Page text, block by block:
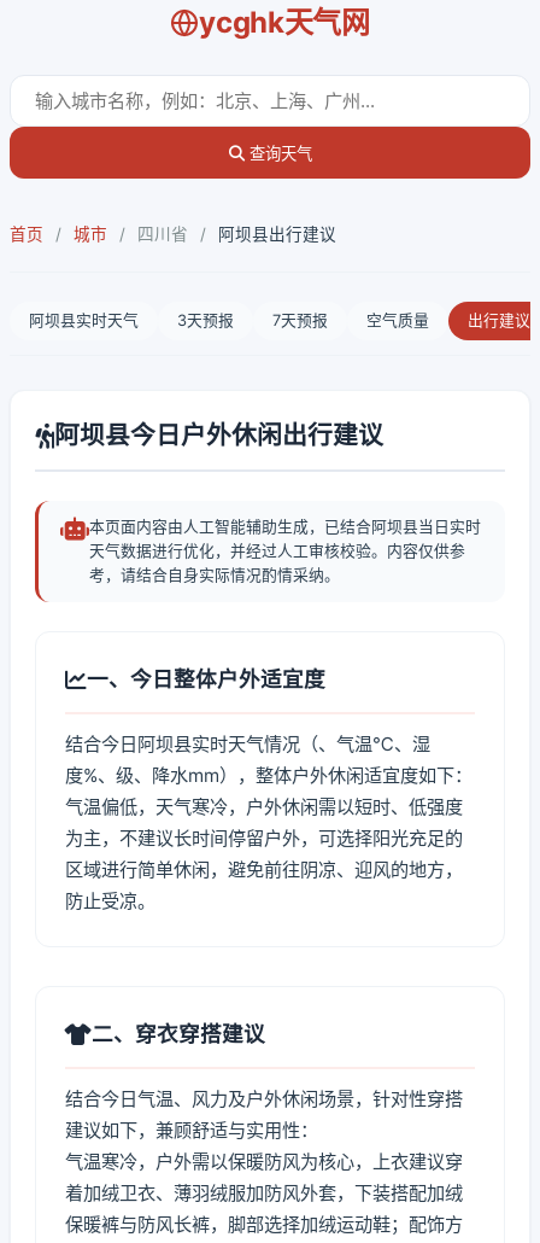
ycghk天气网
查询天气
首页 / 城市 / 四川省 / 阿坝县出行建议
阿坝县实时天气 3天预报 7天预报 空气质量 出行建议
阿坝县今日户外休闲出行建议
本页面内容由人工智能辅助生成，已结合阿坝县当日实时
天气数据进行优化，并经过人工审核校验。内容仅供参
考，请结合自身实际情况酌情采纳。
一、今日整体户外适宜度
结合今日阿坝县实时天气情况（、气温℃、湿
度%、级、降水mm），整体户外休闲适宜度如下：
气温偏低，天气寒冷，户外休闲需以短时、低强度
为主，不建议长时间停留户外，可选择阳光充足的
区域进行简单休闲，避免前往阴凉、迎风的地方，
防止受凉。
二、穿衣穿搭建议
结合今日气温、风力及户外休闲场景，针对性穿搭
建议如下，兼顾舒适与实用性：
气温寒冷，户外需以保暖防风为核心，上衣建议穿
着加绒卫衣、薄羽绒服加防风外套，下装搭配加绒
保暖裤与防风长裤，脚部选择加绒运动鞋；配饰方